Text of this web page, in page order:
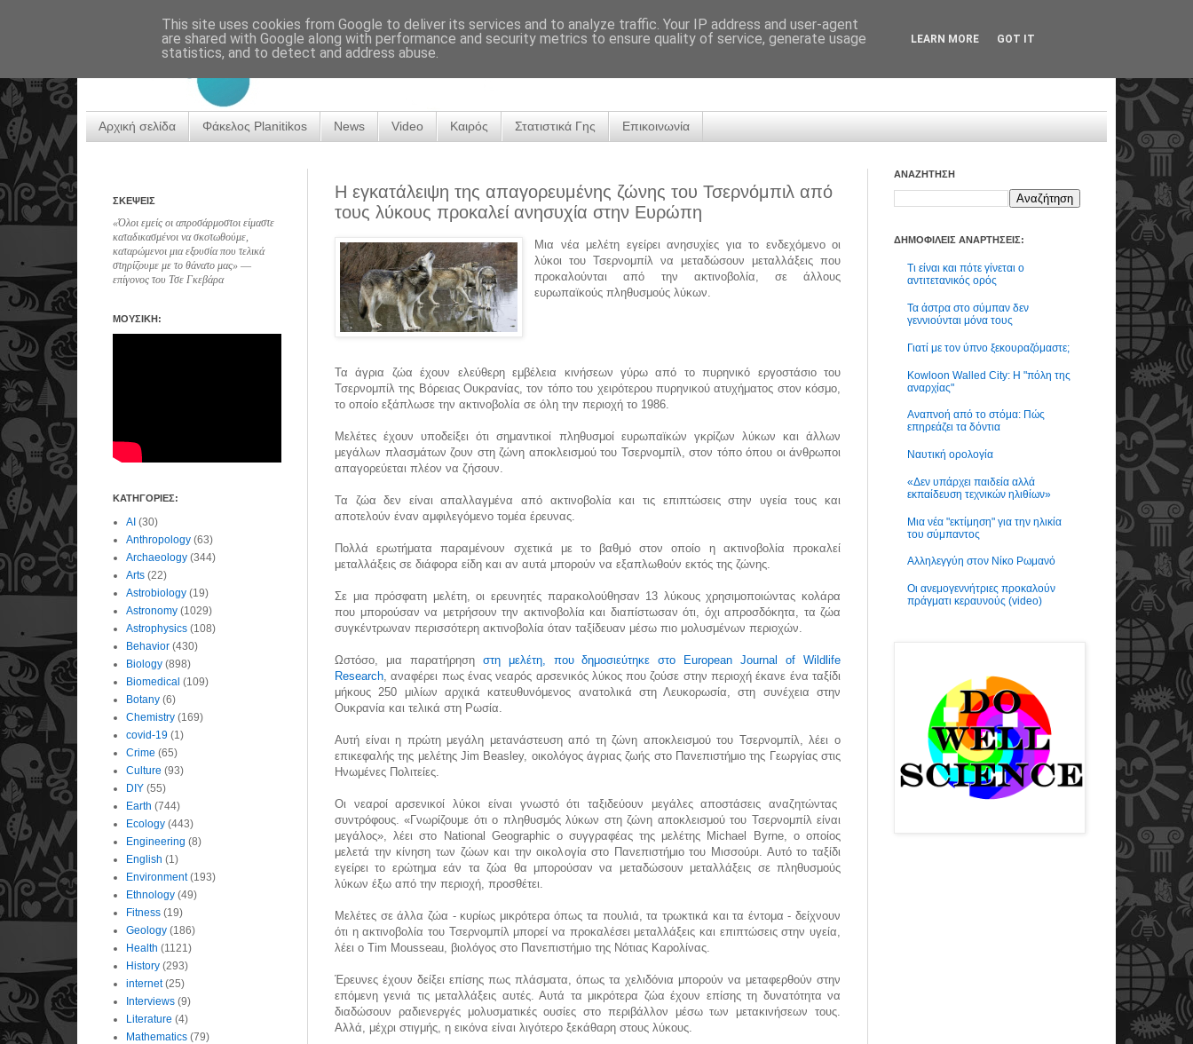
Αρχική σελίδα Φάκελος Planitikos News Video Καιρός Στατιστικά Γης Επικοινωνία
Η εγκατάλειψη της απαγορευμένης ζώνης του Τσερνόμπιλ από
τους λύκους προκαλεί ανησυχία στην Ευρώπη
Μια νέα μελέτη εγείρει ανησυχίες για το ενδεχόμενο οι
λύκοι του Τσερνομπίλ να μεταδώσουν μεταλλάξεις που
προκαλούνται από την ακτινοβολία, σε άλλους
ευρωπαϊκούς πληθυσμούς λύκων.
Τα άγρια ζώα έχουν ελεύθερη εμβέλεια κινήσεων γύρω από το πυρηνικό εργοστάσιο του
Τσερνομπίλ της Βόρειας Ουκρανίας, τον τόπο του χειρότερου πυρηνικού ατυχήματος στον κόσμο,
το οποίο εξάπλωσε την ακτινοβολία σε όλη την περιοχή το 1986.
Μελέτες έχουν υποδείξει ότι σημαντικοί πληθυσμοί ευρωπαϊκών γκρίζων λύκων και άλλων
μεγάλων πλασμάτων ζουν στη ζώνη αποκλεισμού του Τσερνομπίλ, στον τόπο όπου οι άνθρωποι
απαγορεύεται πλέον να ζήσουν.
Τα ζώα δεν είναι απαλλαγμένα από ακτινοβολία και τις επιπτώσεις στην υγεία τους και
αποτελούν έναν αμφιλεγόμενο τομέα έρευνας.
Πολλά ερωτήματα παραμένουν σχετικά με το βαθμό στον οποίο η ακτινοβολία προκαλεί
μεταλλάξεις σε διάφορα είδη και αν αυτά μπορούν να εξαπλωθούν εκτός της ζώνης.
Σε μια πρόσφατη μελέτη, οι ερευνητές παρακολούθησαν 13 λύκους χρησιμοποιώντας κολάρα
που μπορούσαν να μετρήσουν την ακτινοβολία και διαπίστωσαν ότι, όχι απροσδόκητα, τα ζώα
συγκέντρωναν περισσότερη ακτινοβολία όταν ταξίδευαν μέσω πιο μολυσμένων περιοχών.
Ωστόσο, μια παρατήρηση στη μελέτη, που δημοσιεύτηκε στο European Journal of Wildlife
Research , αναφέρει πως ένας νεαρός αρσενικός λύκος που ζούσε στην περιοχή έκανε ένα ταξίδι
μήκους 250 μιλίων αρχικά κατευθυνόμενος ανατολικά στη Λευκορωσία, στη συνέχεια στην
Ουκρανία και τελικά στη Ρωσία.
Αυτή είναι η πρώτη μεγάλη μετανάστευση από τη ζώνη αποκλεισμού του Τσερνομπίλ, λέει ο
επικεφαλής της μελέτης Jim Beasley, οικολόγος άγριας ζωής στο Πανεπιστήμιο της Γεωργίας στις
Ηνωμένες Πολιτείες.
Οι νεαροί αρσενικοί λύκοι είναι γνωστό ότι ταξιδεύουν μεγάλες αποστάσεις αναζητώντας
συντρόφους. «Γνωρίζουμε ότι ο πληθυσμός λύκων στη ζώνη αποκλεισμού του Τσερνομπίλ είναι
μεγάλος», λέει στο National Geographic ο συγγραφέας της μελέτης Michael Byrne, ο οποίος
μελετά την κίνηση των ζώων και την οικολογία στο Πανεπιστήμιο του Μισσούρι. Αυτό το ταξίδι
εγείρει το ερώτημα εάν τα ζώα θα μπορούσαν να μεταδώσουν μεταλλάξεις σε πληθυσμούς
λύκων έξω από την περιοχή, προσθέτει.
Μελέτες σε άλλα ζώα - κυρίως μικρότερα όπως τα πουλιά, τα τρωκτικά και τα έντομα - δείχνουν
ότι η ακτινοβολία του Τσερνομπίλ μπορεί να προκαλέσει μεταλλάξεις και επιπτώσεις στην υγεία,
λέει ο Tim Mousseau, βιολόγος στο Πανεπιστήμιο της Νότιας Καρολίνας.
Έρευνες έχουν δείξει επίσης πως πλάσματα, όπως τα χελιδόνια μπορούν να μεταφερθούν στην
επόμενη γενιά τις μεταλλάξεις αυτές. Αυτά τα μικρότερα ζώα έχουν επίσης τη δυνατότητα να
διαδώσουν ραδιενεργές μολυσματικές ουσίες στο περιβάλλον μέσω των μετακινήσεων τους.
Αλλά, μέχρι στιγμής, η εικόνα είναι λιγότερο ξεκάθαρη στους λύκους.
ΣΚΕΨΕΙΣ
«Όλοι εμείς οι απροσάρμοστοι είμαστε
καταδικασμένοι να σκοτωθούμε,
καταρώμενοι μια εξουσία που τελικά
στηρίζουμε με το θάνατο μας» ―
επίγονος του Τσε Γκεβάρα
ΜΟΥΣΙΚΗ:
ΚΑΤΗΓΟΡΙΕΣ:
AI (30)
Anthropology (63)
Archaeology (344)
Arts (22)
Astrobiology (19)
Astronomy (1029)
Astrophysics (108)
Behavior (430)
Biology (898)
Biomedical (109)
Botany (6)
Chemistry (169)
covid-19 (1)
Crime (65)
Culture (93)
DIY (55)
Earth (744)
Ecology (443)
Engineering (8)
English (1)
Environment (193)
Ethnology (49)
Fitness (19)
Geology (186)
Health (1121)
History (293)
internet (25)
Interviews (9)
Literature (4)
Mathematics (79)
ΑΝΑΖΗΤΗΣΗ
ΔΗΜΟΦΙΛΕΙΣ ΑΝΑΡΤΗΣΕΙΣ:
Τι είναι και πότε γίνεται ο
αντιτετανικός ορός
Τα άστρα στο σύμπαν δεν
γεννιούνται μόνα τους
Γιατί με τον ύπνο ξεκουραζόμαστε;
Kowloon Walled City: Η "πόλη της
αναρχίας"
Αναπνοή από το στόμα: Πώς
επηρεάζει τα δόντια
Ναυτική ορολογία
«Δεν υπάρχει παιδεία αλλά
εκπαίδευση τεχνικών ηλιθίων»
Μια νέα "εκτίμηση" για την ηλικία
του σύμπαντος
Αλληλεγγύη στον Νίκο Ρωμανό
Οι ανεμογεννήτριες προκαλούν
πράγματι κεραυνούς (video)
This site uses cookies from Google to deliver its services and to analyze traffic. Your IP address and user-agent
are shared with Google along with performance and security metrics to ensure quality of service, generate usage
statistics, and to detect and address abuse.
LEARN MORE GOT IT